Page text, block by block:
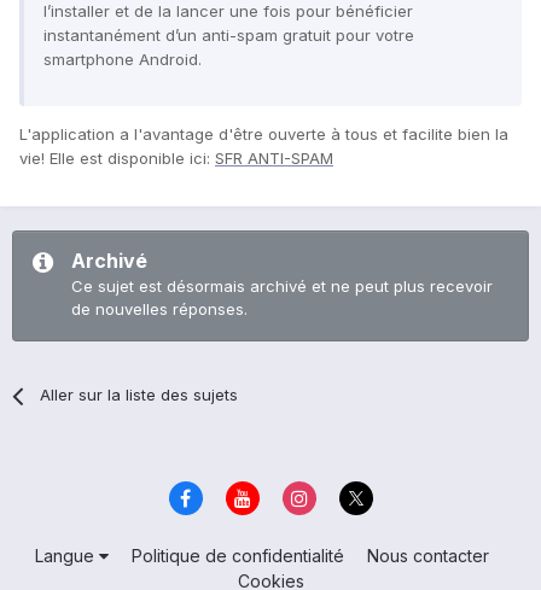
l’installer et de la lancer une fois pour bénéficier
instantanément d’un anti-spam gratuit pour votre
smartphone Android.
L'application a l'avantage d'être ouverte à tous et facilite bien la
vie! Elle est disponible ici: SFR ANTI-SPAM
Archivé
Ce sujet est désormais archivé et ne peut plus recevoir
de nouvelles réponses.
Aller sur la liste des sujets
Langue Politique de confidentialité
Nous contacter
Cookies